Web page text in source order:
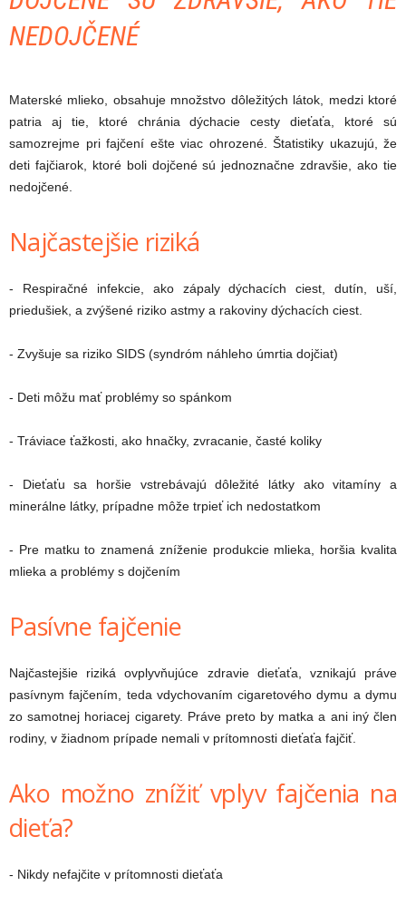
NEDOJČENÉ
Materské mlieko, obsahuje množstvo dôležitých látok, medzi ktoré
patria aj tie, ktoré chránia dýchacie cesty dieťaťa, ktoré sú
samozrejme pri fajčení ešte viac ohrozené. Štatistiky ukazujú, že
deti fajčiarok, ktoré boli dojčené sú jednoznačne zdravšie, ako tie
nedojčené.
Najčastejšie riziká
- Respiračné infekcie, ako zápaly dýchacích ciest, dutín, uší,
priedušiek, a zvýšené riziko astmy a rakoviny dýchacích ciest.
- Zvyšuje sa riziko SIDS (syndróm náhleho úmrtia dojčiat)
- Deti môžu mať problémy so spánkom
- Tráviace ťažkosti, ako hnačky, zvracanie, časté koliky
- Dieťaťu sa horšie vstrebávajú dôležité látky ako vitamíny a
minerálne látky, prípadne môže trpieť ich nedostatkom
- Pre matku to znamená zníženie produkcie mlieka, horšia kvalita
mlieka a problémy s dojčením
Pasívne fajčenie
Najčastejšie riziká ovplyvňujúce zdravie dieťaťa, vznikajú práve
pasívnym fajčením, teda vdychovaním cigaretového dymu a dymu
zo samotnej horiacej cigarety. Práve preto by matka a ani iný člen
rodiny, v žiadnom prípade nemali v prítomnosti dieťaťa fajčiť.
Ako možno znížiť vplyv fajčenia na
dieťa?
- Nikdy nefajčite v prítomnosti dieťaťa